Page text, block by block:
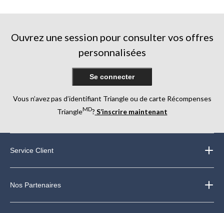
5.
Ouvrez une session pour consulter vos offres
personnalisées
Se connecter
Vous n’avez pas d’identifiant Triangle ou de carte Récompenses
TriangleMD? S’inscrire maintenant
Service Client
Nos Partenaires